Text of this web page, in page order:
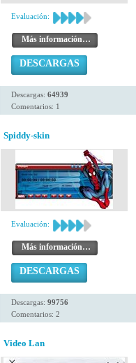
Evaluación:
Más información…
DESCARGAS
Descargas: 64939
Comentarios: 1
Spiddy-skin
Evaluación:
Más información…
DESCARGAS
Descargas: 99756
Comentarios: 2
Video Lan